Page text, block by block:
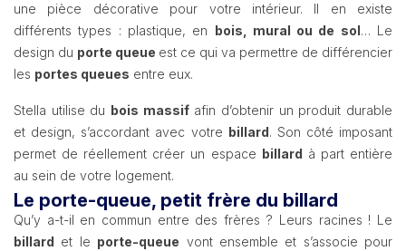
une pièce décorative pour votre intérieur. Il en existe
différents types : plastique, en bois, mural ou de sol… Le
design du porte queue est ce qui va permettre de différencier
les portes queues entre eux.
Stella utilise du bois massifafin d’obtenir un produit durable
et design, s’accordant avec votre billard. Son côté imposant
permet de réellement créer un espace billard à part entière
au sein de votre logement.
Le porte-queue, petit frère du billard
Qu’y a-t-il en commun entre des frères ? Leurs racines ! Le
billard et le porte-queue vont ensemble et s’associe pour